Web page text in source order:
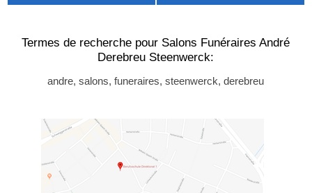
Termes de recherche pour Salons Funéraires André
Derebreu Steenwerck:
andre, salons, funeraires, steenwerck, derebreu